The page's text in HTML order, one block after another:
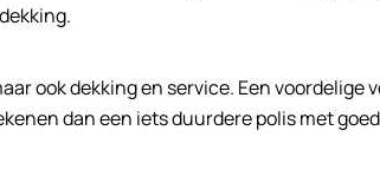
ook dekking en service. Een
dan een iets duurdere polis met